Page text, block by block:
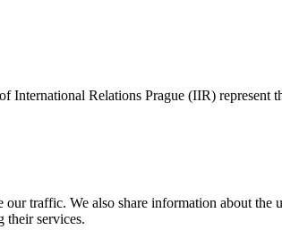
International Relations Prague (IIR)
traffic. We also share information about
their services.